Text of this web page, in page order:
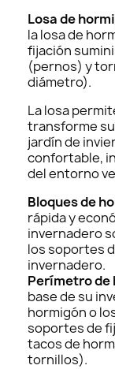
Losa de
la losa de
fijación
(pernos) y
diámetro).
La losa
transforme
jardín de
confortable,
del entorno
Bloques de
rápida y
invernadero
los soportes
invernadero.
Perímetro de
base de su
hormigón o
soportes de
tacos de
tornillos).